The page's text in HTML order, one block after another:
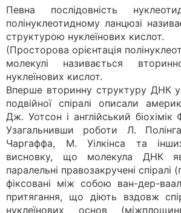
Певна послідовність
полінуклеотидному ланцюзі
структурою нуклеїнових кислот.
(Просторова орієнтація
молекулі називається
нуклеїнових кислот.
Вперше вторинну структуру ДНК у
подвійної спіралі описали
Дж. Уотсон і англійський
Узагальнивши роботи Л.
Чаргаффа, М. Уілкінса та
висновку, що молекула ДНК
паралельні правозакручені спіралі
фіксовані між собою ван-дер-
притягання, що діють вздовж
нуклеїнових основ